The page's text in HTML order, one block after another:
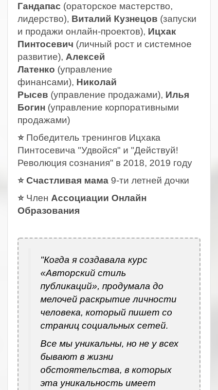
Гандапас (ораторское мастерство,
лидерство), Виталий Кузнецов (запуски
и продажи онлайн-проектов), Ицхак
Пинтосевич (личный рост и системное
развитие), Алексей
Латенко (управление
финансами), Николай
Рысев (управление продажами), Илья
Богин (управление корпоративными
продажами)
⭐ Победитель тренингов Ицхака
Пинтосевича "Удвойся" и "Действуй!
Революция сознания" в 2018, 2019 году
⭐ Счастливая мама 9-ти летней дочки
⭐ Член Ассоциации Онлайн
Образования
"Когда я создавала курс
«Авторский стиль
публикаций», продумала до
мелочей раскрытие личности
человека, который пишет со
страниц социальных сетей.
Все мы уникальны, но не у всех
бывают в жизни
обстоятельства, в которых
эта уникальность имеет